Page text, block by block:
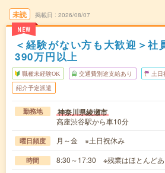
未読
NEW
掲載日 2026/08/07
＜経験がない方も大歓迎＞社
390万円以上
職種未経験OK 交通費別途支給あり 土日
紹介予定派遣
勤務地 神奈川県綾瀬市
高座渋谷駅から車10分
曜日頻度 月～金 ※土日祝休み
時間 8:30～17:30 ※残業はほとんどあ